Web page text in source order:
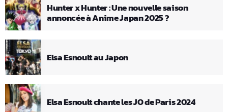
Hunter x Hunter : Une nouvelle saison
annoncée à Anime Japan 2025 ?
Elsa Esnoult au Japon
Elsa Esnoult chante les JO de Paris 2024